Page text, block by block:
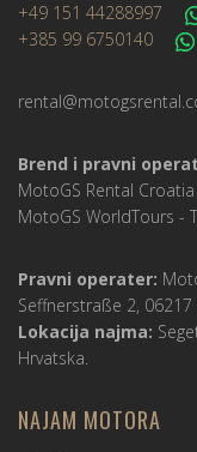
+49 151 44288997
+385 99 6750140
Brend i pravni
MotoGS Rental
MotoGS WorldTours -
Pravni operater:
Seffnerstraße 2,
Lokacija najma:
Hrvatska.
NAJAM MOTORA